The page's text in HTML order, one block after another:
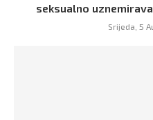
seksualno
Srijeda, 5